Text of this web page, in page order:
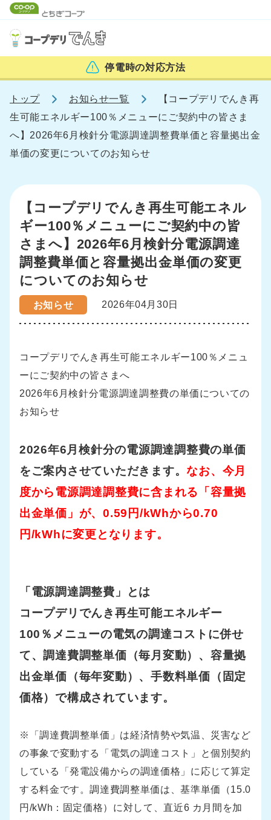
停電時の対応方法
トップ お知らせ一覧
【コープデリでんき再
生可能エネルギー100％メニューにご契約中の皆さま
へ】2026年6月検針分電源調達調整費単価と容量拠出金
単価の変更についてのお知らせ
【コープデリでんき再生可能エネル
ギー100％メニューにご契約中の皆
さまへ】2026年6月検針分電源調達
調整費単価と容量拠出金単価の変更
についてのお知らせ
お知らせ 2026年04月30日
コープデリでんき再生可能エネルギー100％メニュ
ーにご契約中の皆さまへ
2026年6月検針分電源調達調整費の単価についての
お知らせ
2026年6月検針分の電源調達調整費の単価
をご案内させていただきます。なお、今月
度から電源調達調整費に含まれる「容量拠
出金単価」が、0.59円/kWhから0.70
円/kWhに変更となります。
「電源調達調整費」とは
コープデリでんき再生可能エネルギー
100％メニューの電気の調達コストに併せ
て、調達費調整単価（毎月変動）、容量拠
出金単価（毎年変動）、手数料単価（固定
価格）で構成されています。
※「調達費調整単価」は経済情勢や気温、災害など
の事象で変動する「電気の調達コスト」と個別契約
している「発電設備からの調達価格」に応じて算定
する料金です。調達費調整単価は、基準単価（15.0
円/kWh：固定価格）に対して、直近6 カ月間を加